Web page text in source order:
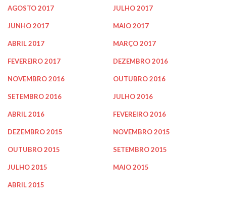
AGOSTO 2017 JULHO 2017
JUNHO 2017 MAIO 2017
ABRIL 2017 MARÇO 2017
FEVEREIRO 2017 DEZEMBRO 2016
NOVEMBRO 2016 OUTUBRO 2016
SETEMBRO 2016 JULHO 2016
ABRIL 2016 FEVEREIRO 2016
DEZEMBRO 2015 NOVEMBRO 2015
OUTUBRO 2015 SETEMBRO 2015
JULHO 2015 MAIO 2015
ABRIL 2015